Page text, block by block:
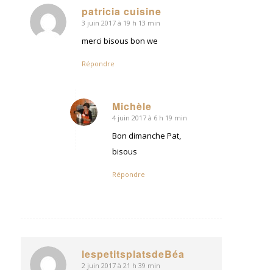
patricia cuisine
dit
3 juin 2017 à 19 h 13 min
merci bisous bon we
Répondre
Michèle
dit
4 juin 2017 à 6 h 19 min
Bon dimanche Pat,
bisous
Répondre
lespetitsplatsdeBéa
2 juin 2017 à 21 h 39 min